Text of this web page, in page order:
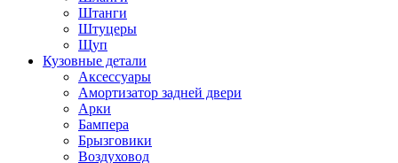
Штанги
Штуцеры
Щуп
Кузовные детали
Аксессуары
Амортизатор задней двери
Арки
Бампера
Брызговики
Воздуховод